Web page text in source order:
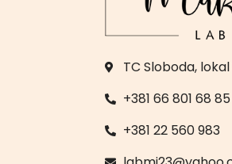
TC Sloboda,
+381 66 801 68 85
+381 22 560 983